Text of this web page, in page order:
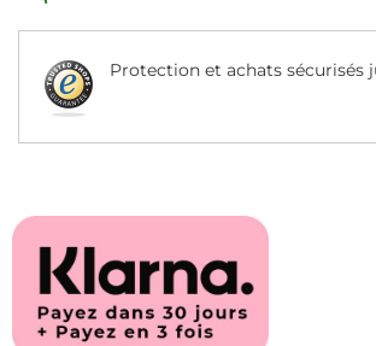
Protection et achats sécurisés